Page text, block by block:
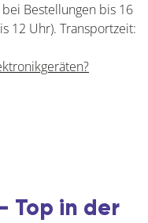
Bestellungen bis 16
12 Uhr). Transportzeit:
Top in der